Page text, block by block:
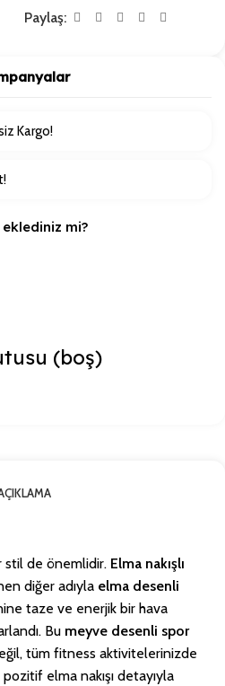
Paylaş:
Kargo!
mi?
(boş)
stil de önemlidir. Elma nakışlı
diğer adıyla elma desenli
taze ve enerjik bir hava
Bu meyve desenli spor
tüm fitness aktivitelerinizde
elma nakışı detayıyla